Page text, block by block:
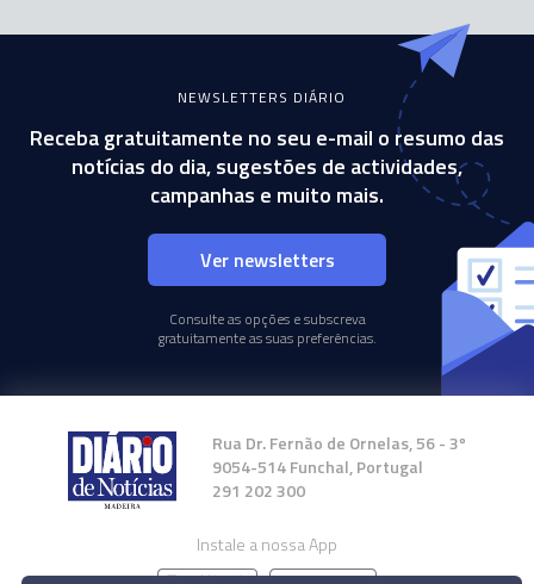
NEWSLETTERS DIÁRIO
Receba gratuitamente no seu e-mail o resumo das
notícias do dia, sugestões de actividades,
campanhas e muito mais.
Ver newsletters
Consulte as opções e subscreva
gratuitamente as suas preferências.
Rua Dr. Fernão de Ornelas, 56 - 3º
9054-514 Funchal, Portugal
291 202 300
Instale a nossa App